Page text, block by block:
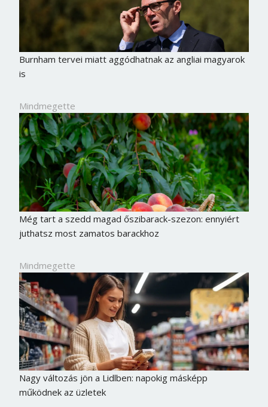
Burnham tervei miatt aggódhatnak az angliai magyarok
is
Mindmegette
Még tart a szedd magad őszibarack-szezon: ennyiért
juthatsz most zamatos barackhoz
Mindmegette
Nagy változás jön a Lidlben: napokig másképp
működnek az üzletek